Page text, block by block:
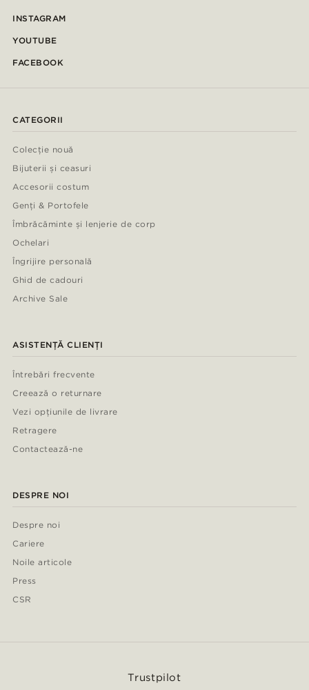
INSTAGRAM
YOUTUBE
FACEBOOK
CATEGORII
Colecție nouă
Bijuterii și ceasuri
Accesorii costum
Genți & Portofele
Îmbrăcăminte și lenjerie de corp
Ochelari
Îngrijire personală
Ghid de cadouri
Archive Sale
ASISTENȚĂ CLIENȚI
Întrebări frecvente
Creează o returnare
Vezi opțiunile de livrare
Retragere
Contactează-ne
DESPRE NOI
Despre noi
Cariere
Noile articole
Press
CSR
Trustpilot